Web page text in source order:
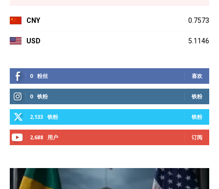
CNY 0.7573
USD 5.1146
0 粉丝 喜欢
0 铁粉 铁粉
2,133 铁粉 铁粉
2,688 用户 订阅